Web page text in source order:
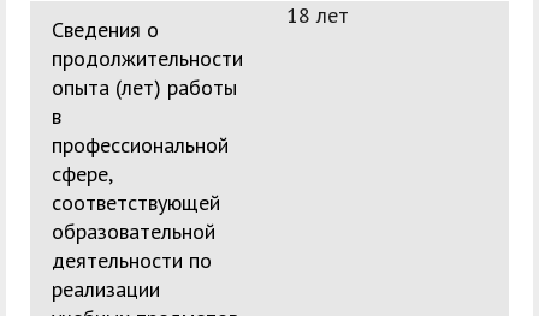
Сведения о
продолжительности
опыта (лет) работы
в
профессиональной
сфере,
соответствующей
образовательной
деятельности по
реализации
18 лет